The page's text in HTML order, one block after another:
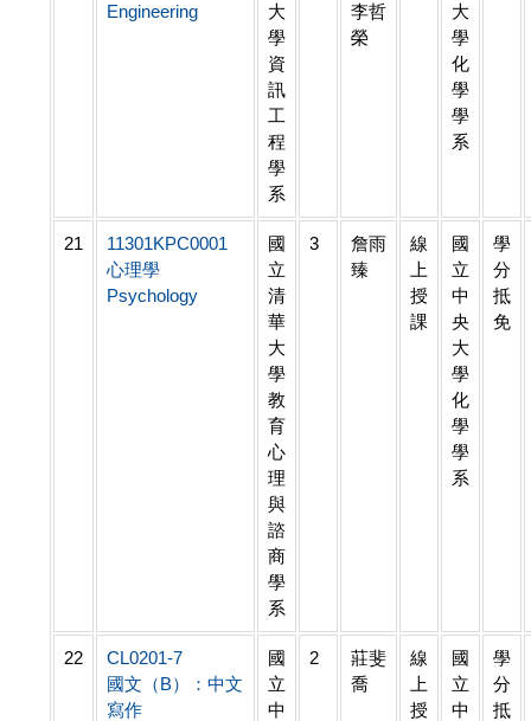
Engineering
大
學
資
訊
工
程
學
系
李哲
榮
大
學
化
學
學
系
21
11301KPC0001
心理學
Psychology
國
立
清
華
大
學
教
育
心
理
與
諮
商
學
系
3
詹雨
臻
線
上
授
課
國
立
中
央
大
學
化
學
學
系
學
分
抵
免
22
CL0201-7
國文（B）：中文
寫作
國
立
中
2
莊斐
喬
線
上
授
國
立
中
學
分
抵